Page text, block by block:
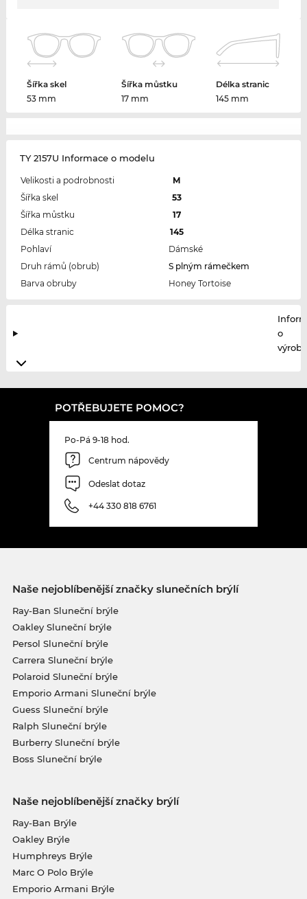
Šířka skel
53 mm
Šířka můstku
17 mm
Délka stranic
145 mm
TY 2157U Informace o modelu
Velikosti a podrobnosti
M
Šířka skel
53
Šířka můstku
17
Délka stranic
145
Pohlaví
Dámské
Druh rámů (obrub)
S plným rámečkem
Barva obruby
Honey Tortoise
o
POTŘEBUJETE POMOC?
Po-Pá 9-18 hod.
Centrum nápovědy
Odeslat dotaz
+44 330 818 6761
Naše nejoblíbenější značky slunečních brýlí
Ray-Ban Sluneční brýle
Oakley Sluneční brýle
Persol Sluneční brýle
Carrera Sluneční brýle
Polaroid Sluneční brýle
Emporio Armani Sluneční brýle
Guess Sluneční brýle
Ralph Sluneční brýle
Burberry Sluneční brýle
Boss Sluneční brýle
Naše nejoblíbenější značky brýlí
Ray-Ban Brýle
Oakley Brýle
Humphreys Brýle
Marc O Polo Brýle
Emporio Armani Brýle